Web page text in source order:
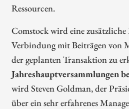
Ressourcen.
Comstock wird eine
Verbindung mit Beiträgen von
der geplanten Transaktion zu
Jahreshauptversammlungen
wird Steven Goldman, der
über ein sehr erfahrenes